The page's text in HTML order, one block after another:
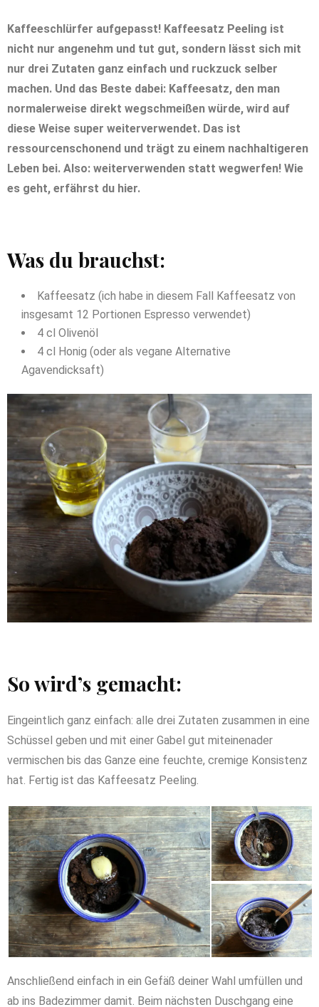
Kaffeeschlürfer aufgepasst! Kaffeesatz Peeling ist
nicht nur angenehm und tut gut, sondern lässt sich mit
nur drei Zutaten ganz einfach und ruckzuck selber
machen. Und das Beste dabei: Kaffeesatz, den man
normalerweise direkt wegschmeißen würde, wird auf
diese Weise super weiterverwendet. Das ist
ressourcenschonend und trägt zu einem nachhaltigeren
Leben bei. Also: weiterverwenden statt wegwerfen! Wie
es geht, erfährst du hier.
Was du brauchst:
Kaffeesatz (ich habe in diesem Fall Kaffeesatz von
insgesamt 12 Portionen Espresso verwendet)
4 cl Olivenöl
4 cl Honig (oder als vegane Alternative
Agavendicksaft)
So wird’s gemacht:
Eingeintlich ganz einfach: alle drei Zutaten zusammen in eine
Schüssel geben und mit einer Gabel gut miteinenader
vermischen bis das Ganze eine feuchte, cremige Konsistenz
hat. Fertig ist das Kaffeesatz Peeling.
Anschließend einfach in ein Gefäß deiner Wahl umfüllen und
ab ins Badezimmer damit. Beim nächsten Duschgang eine